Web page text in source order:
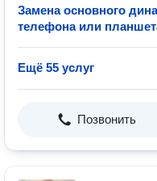
Замена основного
телефона или
Ещё 55 услуг
Позвонить